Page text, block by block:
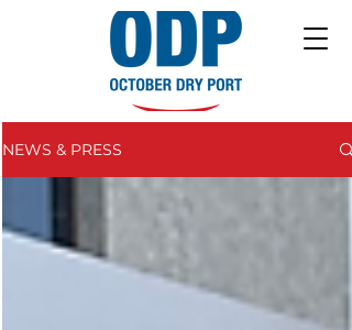
NEWS & PRESS